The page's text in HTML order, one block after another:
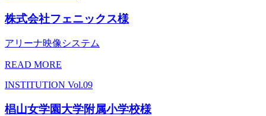
株式会社フェニックス様
アリーナ映像システム
READ MORE
INSTITUTION Vol.09
椙山女学園大学附属小学校様